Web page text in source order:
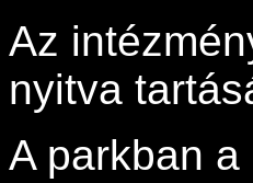
Az
nyitva
A parkban